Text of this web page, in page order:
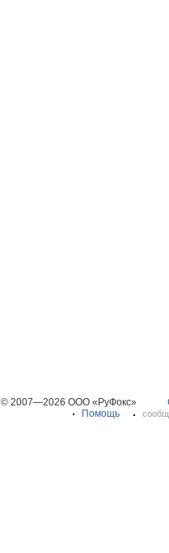
© 2007—2026 ООО «РуФокс»
Помощь